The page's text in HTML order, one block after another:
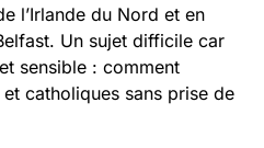
l’Irlande du Nord et en
Un sujet difficile car
sensible : comment
catholiques sans prise de